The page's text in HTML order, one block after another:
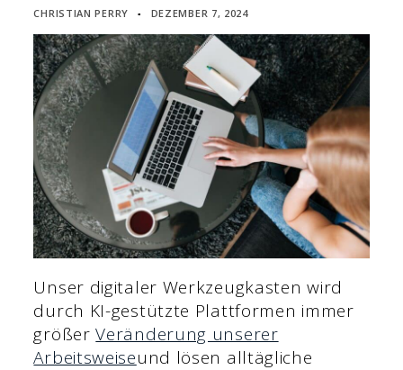
CHRISTIAN PERRY ▪ DEZEMBER 7, 2024
Unser digitaler Werkzeugkasten wird
durch KI-gestützte Plattformen immer
größerVeränderung unserer
Arbeitsweiseund lösen alltägliche